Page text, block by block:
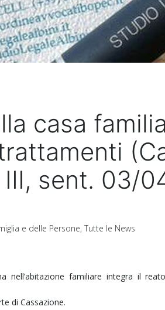
casa
sent. 03/
e delle Persone,Tutte le News
nell’abitazione familiare integra il
di Cassazione.